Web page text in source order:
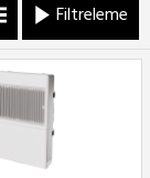
Filtreleme